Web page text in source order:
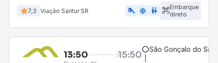
7,3 Viação Saritur SR airline_seat_legroom_extra ac_unit WC
Embarque
direto
13:50 15:50 São Gonçalo do